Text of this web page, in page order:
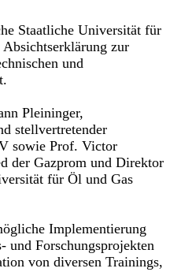
Staatliche Universität für
zur
und
Pleininger,
stellvertretender
sowie Prof. Victor
der Gazprom und Direktor
für Öl und Gas
Implementierung
und Forschungsprojekten
von diversen Trainings,